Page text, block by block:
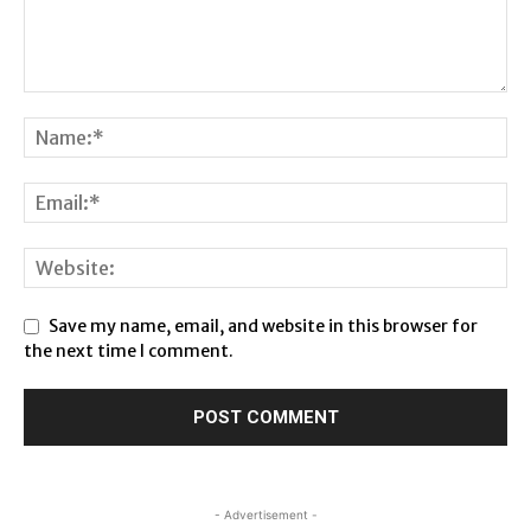
Save my name, email, and website in this browser for
the next time I comment.
- Advertisement -